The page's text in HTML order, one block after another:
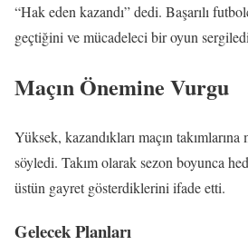
“Hak eden kazandı” dedi. Başarılı
geçtiğini ve mücadeleci bir oyun
Maçın Önemine Vurgu
Yüksek, kazandıkları maçın takımlarına
söyledi. Takım olarak sezon boyunca
üstün gayret gösterdiklerini ifade etti.
Gelecek Planları